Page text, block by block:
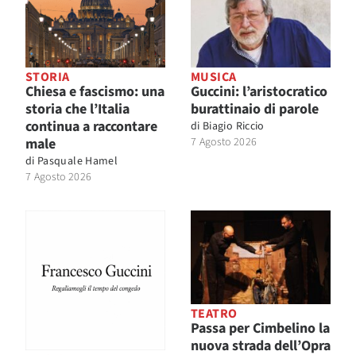
STORIA
Chiesa e fascismo: una
storia che l’Italia
continua a raccontare
male
di Pasquale Hamel
7 Agosto 2026
MUSICA
Guccini: l’aristocratico
burattinaio di parole
di Biagio Riccio
7 Agosto 2026
TEATRO
Passa per Cimbelino la
nuova strada dell’Opra